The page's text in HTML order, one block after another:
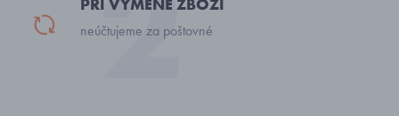
neúčtujeme za poštovné